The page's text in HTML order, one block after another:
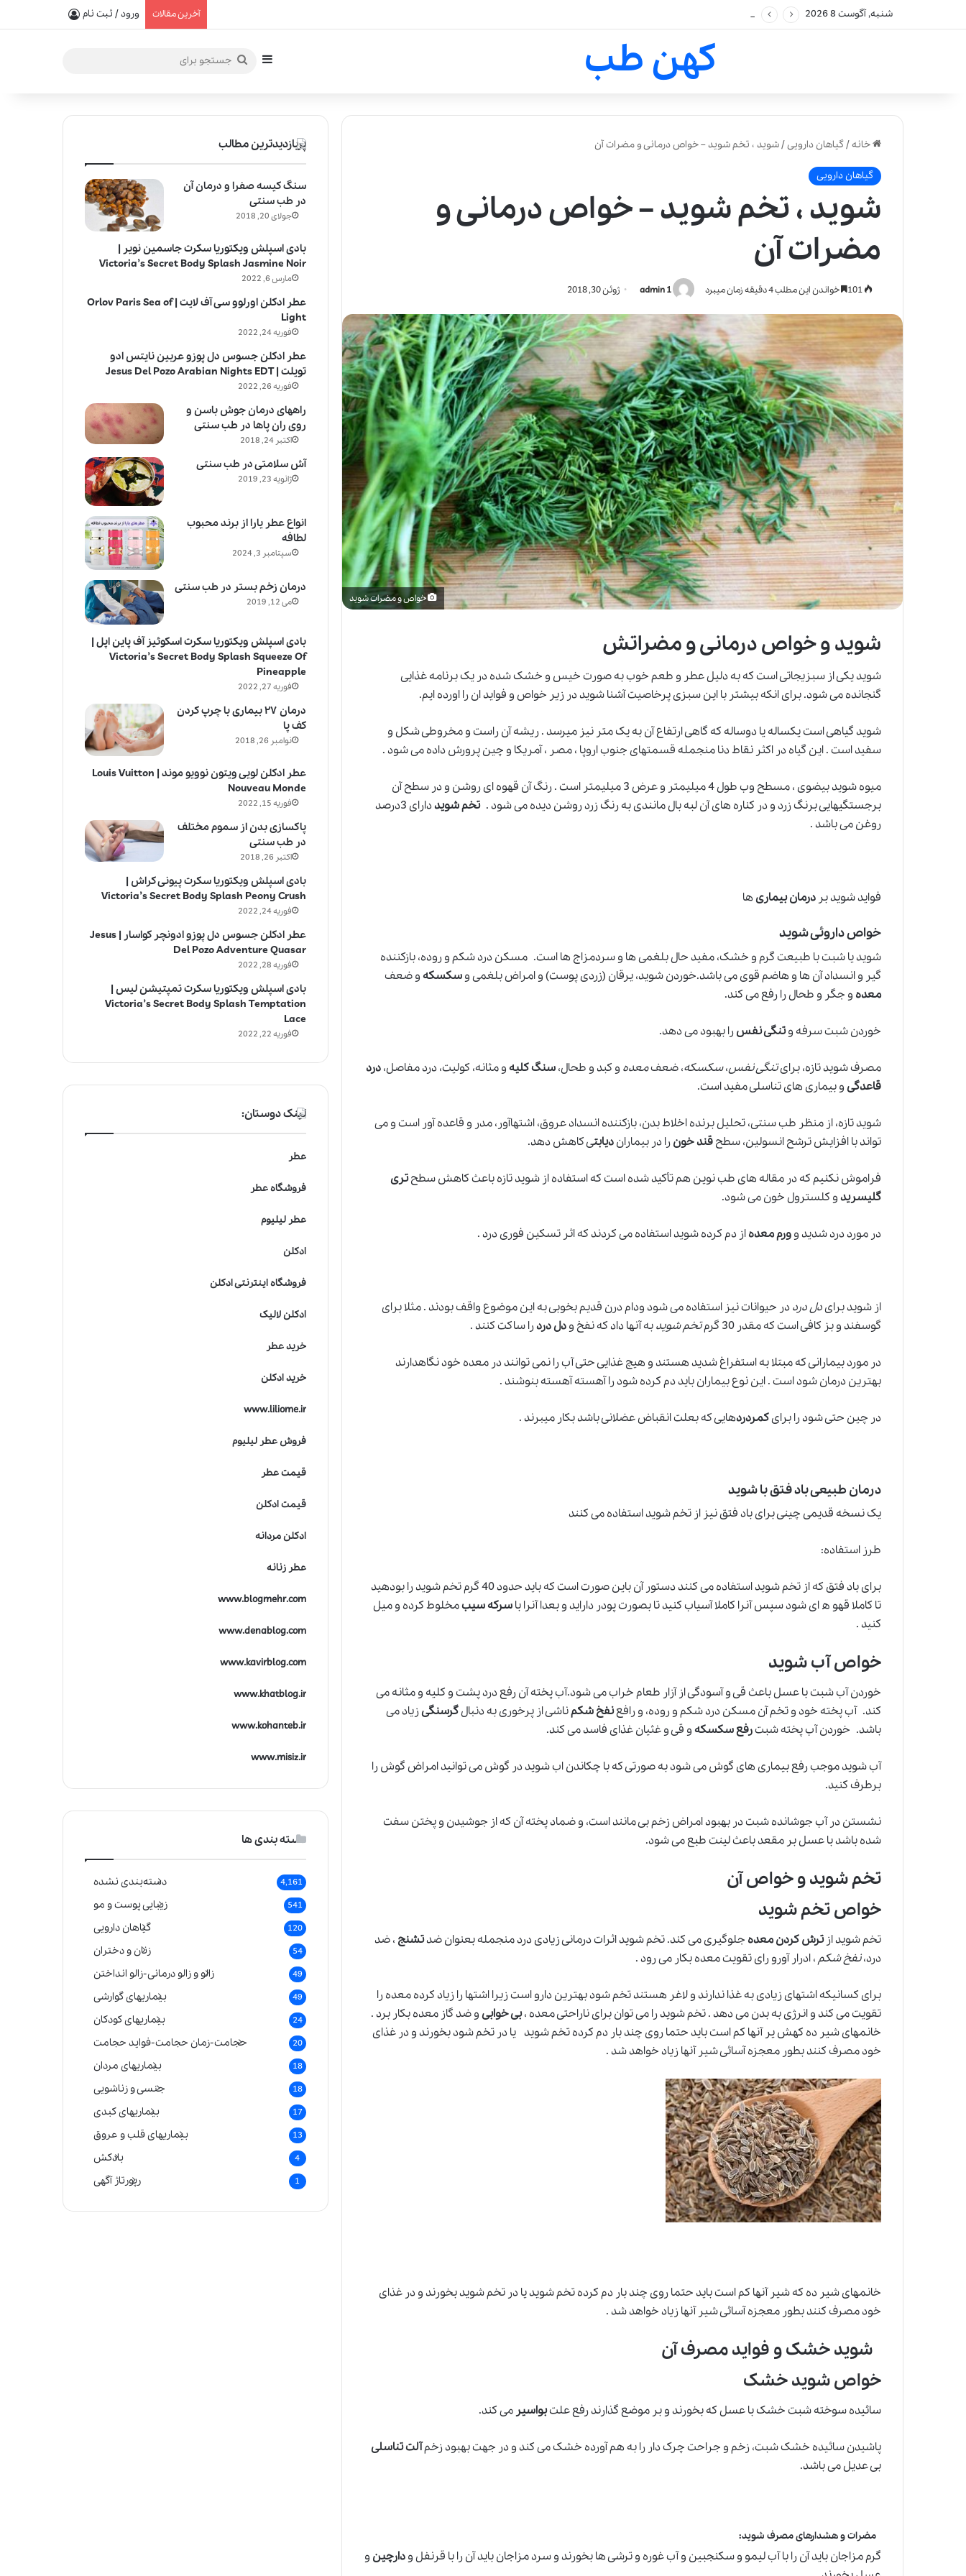
شنبه, آگوست 8 2026 آخرین مقالات ورود / ثبت نام
کهن طب سایدبارجستجو
خانه/ گیاهان دارویی/شوید ، تخم شوید – خواص درمانی و مضرات آن
گیاهان دارویی
شوید ، تخم شوید – خواص درمانی و
مضرات آن
admin 1 ژوئن 30, 2018 خواندن این مطلب 4 دقیقه زمان میبرد
خواص و مضرات شوید
شوید و خواص درمانی و مضراتش
شوید یکی از سبزیجاتی است که به دلیل عطر و طعم خوب به صورت خیس و خشک شده در یک برنامه غذایی
گنجانده می شود. برای انکه بیشتر با این سبزی پرخاصیت آشنا شوید در زیر خواص و فواید ان را اورده ایم.
شوید گیاهی است یکساله یا دوساله که گاهی ارتفاع آن به یک متر نیز میرسد . ریشه آن راست و مخروطی شکل و
سفید است . این گیاه در اکثر نقاط دنا منجمله قسمتهای جنوب اروپا ، مصر ، آمریکا و چین پرورش داده می شود .
میوه شوید بیضوی ، مسطح وب طول 4 میلیمتر و عرض 3 میلیمتر است . رنگ آن قهوه ای روشن و در سطح آن
برجستگیهایی برنگ زرد و در کناره های آن لبه بال مانندی به رنگ زرد روشن دیده می شود .تخم شوید
دارای 3درصد
روغن می باشد .
فواید شوید بر درمان بیماری ها
خواص داروئی شوید
شوید یا شبت با طبیعت گرم و خشک، مفید حال بلغمی ها و سردمزاج ها است. مسکن درد شکم و روده، بازکننده
گیر و انسداد آن ها و هاضم قوی می باشد.خوردن شوید، یرقان (زردی پوست) و امراض بلغمی وسکسکهو ضعف
معده و جگر و طحال را رفع می کند.
خوردن شبت سرفه وتنگی نفسرا بهبود می دهد.
مصرف شوید تازه، برایتنگی نفس،سکسکه، ضعفمعده و کبد و طحال،سنگ کلیهو مثانه، کولیت، درد مفاصل،درد
قاعدگیو بیماری های تناسلی مفید است.
شوید تازه، از منظر طب سنتی، تحلیل برنده اخلاط بدن، بازکننده انسداد عروق، اشتهاآور، مدر و قاعده آور است و می
تواند با افزایش ترشح انسولین، سطحقند خونرا در بیماراندیابتی کاهش دهد.
فراموش نکنیم که در مقاله های طب نوین هم تأکید شده است که استفاده از شوید تازه باعث کاهش سطحتری
گلیسریدو کلسترول خون می شود.
در مورد درد شدید وورم معدهاز دم کرده شوید استفاده می کردند که اثر تسکین فوری درد .
از شوید برایدل درددر حیوانات نیز استفاده می شود ودام درن قدیم بخوبی به این موضوع واقف بودند . مثلا برای
گوسفند و بز کافی است که مقدر 30 گرم
تخم شویدبه آنها داد که نفخ ودل دردرا ساکت کنند .
در مورد بیمارانی که مبتلا به استفراغ شدید هستند و هیچ غذایی حتی آب را نمی توانند در معده خود نگاهدارند
بهترین درمان شود است . این نوع بیماران باید دم کرده شود را آهسته آهسته بنوشند .
در چین حتی شود را برایکمردردهایی که بعلت انقباض عضلانی باشد بکار میبرند .
درمان طبیعی باد فتق با شوید
یک نسخه قدیمی چینی برای باد فتق نیز از تخم شوید استفاده می کنند
طرز استفاده:
برای باد فتق که از تخم شوید استفاده می کنند دستور آن باین صورت است که باید حدود 40 گرم تخم شوید را بودهید
تا کاملا قهو ه ای شود سپس آنرا کاملا آسیاب کنید تا بصورت پودر داراید و بعدا آنرا باسرکه سیبمخلوط کرده و میل
کنید .
خواص آب شوید
خوردن آب شبت با عسل باعث قی و آسودگی از آزار طعام خراب می شود.آب پخته آن رفع درد پشت و کلیه و مثانه می
کند. آب پخته خود و تخم آن مسکن درد شکم و روده، و رافعنفخ شکمناشی از پرخوری به دنبالگرسنگیزیاد می
باشد. خوردن آب پخته شبترفع سکسکهو قی و غثیان غذای فاسد می کند.
آب شوید موجب رفع بیماری های گوش می شود به صورتی که با چکاندن اب شوید در گوش می توانید امراض گوش را
برطرف کنید.
نشستن در آب جوشانده شبت در بهبود امراض زخم بی مانند است، و ضماد پخته آن که از جوشیدن و پختن سفت
شده باشد با عسل بر مقعد باعث لینت طبع می شود.
تخم شوید و خواص آن
خواص تخم شوید
تخم شوید ازترش کردن معده جلوگیری می کند. تخم شوید اثرات درمانی زیادی درد منجمله بعنوان ضدتشنج ، ضد
درد،نفخ شکم، ادرار آورو رای تقویت معده بکار می رود .
برای کسانیکه اشتهای زیادی به غذا ندارند و لاغر هستند تخم شود بهترین دارو است زیرا اشتها را زیاد کرده معده را
تقویت می کند و انرژی به بدن می دهد . تخم شوید را می توان برای ناراحتی معده ،بی خوابیو ضد گاز معده بکار برد .
خانمهای شیر ده کهش یر آنها کم است باید حتما روی چند بار دم کرده تخم شوید یا در تخم شود بخورند و در غذای
خود مصرف کنند بطور معجزه آسائی شیر آنها زیاد خواهد شد .
خانمهای شیر ده که شیر آنها کم است باید حتما روی چند بار دم کرده تخم شوید یا در تخم شوید بخورند و در غذای
خود مصرف کنند بطور معجزه آسائی شیر آنها زیاد خواهد شد .
شوید خشک و فواید مصرف آن
خواص شویدخشک
سائیده سوخته شبت خشک با عسل که بخورند و بر موضع گذارند رفع علتبواسیر می کند.
پاشیدن سائیده خشک شبت، زخم و جراحت چرک دار را به هم آورده خشک می کند و در جهت بهبود زخمآلت تناسلی
بی عدیل می باشد.
مضرات و هشدارهای مصرف شوید:
گرم مزاجان باید آن را با آب لیمو و سکنجبین و آب غوره و ترشی ها بخورند و سرد مزاجان باید آن را با قرنفل ودارچین و
پربازدیدترین مطالب
سنگ کیسه صفرا و درمان آن
در طب سنتی
جولای 20, 2018
بادی اسپلش ویکتوریا سکرت جاسمین نویر |
Victoria’s Secret Body Splash Jasmine Noir
مارس 6, 2022
عطر ادکلن اورلوو سی آف لایت | Orlov Paris Sea of
Light
فوریه 24, 2022
عطر ادکلن جسوس دل پوزو عربین نایتس ادو
تویلت | Jesus Del Pozo Arabian Nights EDT
فوریه 26, 2022
راههای درمان جوش باسن و
روی ران پاها در طب سنتی
اکتبر 24, 2018
آش سلامتی در طب سنتی
ژانویه 23, 2019
انواع عطر یارا از برند محبوب
لطافه
سپتامبر 3, 2024
درمان زخم بستر در طب سنتی
می 12, 2019
بادی اسپلش ویکتوریا سکرت اسکوئیز آف پاین اپل |
Victoria’s Secret Body Splash Squeeze Of
Pineapple
فوریه 27, 2022
درمان ۲۷ بیماری با چرپ کردن
کف پا
نوامبر 26, 2018
عطر ادکلن لویی ویتون نوویو موند | Louis Vuitton
Nouveau Monde
فوریه 15, 2022
پاکسازی بدن از سموم مختلف
در طب سنتی
اکتبر 26, 2018
بادی اسپلش ویکتوریا سکرت پیونی کراش |
Victoria’s Secret Body Splash Peony Crush
فوریه 24, 2022
عطر ادکلن جسوس دل پوزو ادونچر کواسار | Jesus
Del Pozo Adventure Quasar
فوریه 28, 2022
بادی اسپلش ویکتوریا سکرت تمپتیشن لیس |
Victoria’s Secret Body Splash Temptation
Lace
فوریه 22, 2022
لینک دوستان:
عطر
فروشگاه عطر
عطر لیلیوم
ادکلن
فروشگاه اینترنتی ادکلن
ادکلن لالیک
خرید عطر
خرید ادکلن
www.liliome.ir
فروش عطر لیلیوم
قیمت عطر
قیمت ادکلن
ادکلن مردانه
عطر زنانه
www.blogmehr.com
www.denablog.com
www.kavirblog.com
www.khatblog.ir
www.kohanteb.ir
www.misiz.ir
دسته بندی ها
دسته‌بندی نشده 4,161
زیبایی پوست و مو 541
گیاهان دارویی 120
زنان و دختران 54
زالو و زالو درمانی-زالو انداختن 49
بیماریهای گوارشی 49
بیماریهای کودکان 24
حجامت-زمان حجامت-فواید حجامت 20
بیماریهای مردان 18
جنسی و زناشویی 18
بیماریهای کبدی 17
بیماریهای قلب و عروق 13
بادکش 4
رپورتاژ آگهی 1